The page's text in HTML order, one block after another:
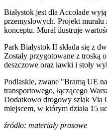
Białystok jest dla Accolade
przemysłowych. Projekt
konceptu. Mural ilustruje
Park Białystok II składa się z
Zostały przygotowane z
deszczowe oraz ławki i stoły
Podlaskie, zwane "Bramą UE
transportowego, łączącego
Dodatkowo drogowy szlak Via
miejscem, w którym działa 15
źródło: materiały prasowe